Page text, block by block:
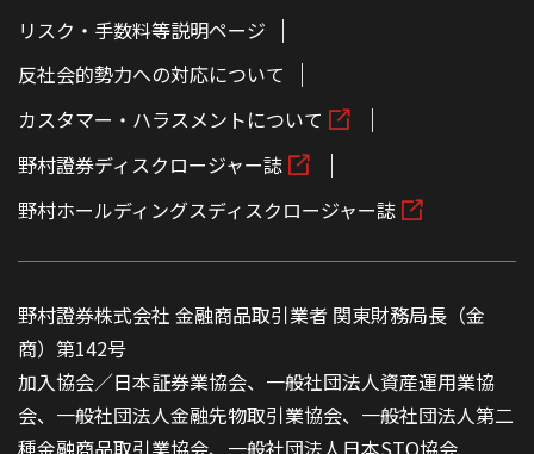
リスク・手数料等説明ページ
反社会的勢力への対応について
カスタマー・ハラスメントについて
野村證券ディスクロージャー誌
野村ホールディングスディスクロージャー誌
野村證券株式会社 金融商品取引業者 関東財務局長（金
商）第142号
加入協会／日本証券業協会、一般社団法人資産運用業協
会、一般社団法人金融先物取引業協会、一般社団法人第二